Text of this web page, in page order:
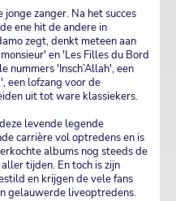
zanger. Na het succes
ene hit de andere in
zegt, denkt meteen aan
en 'Les Filles du Bord
nummers 'Insch’Allah', een
een lofzang voor de
uit tot ware klassiekers.
levende legende
carrière vol optredens en is
albums nog steeds de
tijden. En toch is zijn
en krijgen de vele fans
gelauwerde liveoptredens.